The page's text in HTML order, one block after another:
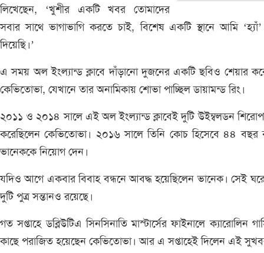
লিখেছেন, ‘খুশীর একটি খবর তোমাদের
সবার সাথে ভাগাভাগি করতে চাই, বিশেষ একটি স্থানে আমি
দিয়েছি।’
এ সময় অল ইংল্যান্ড ক্লাবে দাঁড়ানো দুজনের একটি ছবিও শেয়ার
কেভিতোভা, যেখানে তার অনামিকায় শোভা পাচ্ছিল ডায়ামন্ড রিং।
২০১১ ও ২০১৪ সালে এই অল ইংল্যান্ড ক্লাবেই দুটি উইম্বলডন
করেছিলেন কেভিতোভা। ২০১৬ সালে তিনি কোচ হিসেবে ৪৪ বছর
ভানেককে নিয়োগ দেন।
যদিও আগে একবার বিবাহ বন্ধনে আবদ্ধ হয়েছিলেন ভানেক। সেই
দুটি পুত্র সন্তানও রয়েছে।
গত সপ্তাহে ডব্লিউটিএ সিনসিনাতি মাস্টার্সের ফাইনালে ক্যারোলিন
কাছে পরাজিত হয়েছেন কেভিতোভা। আর এ সপ্তাহেই দিলেন এই